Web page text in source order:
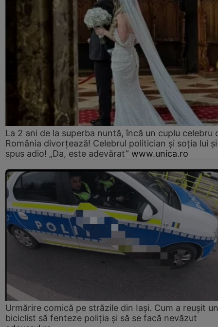
La 2 ani de la superba nuntă, încă un cuplu celebru
România divorțează! Celebrul politician și soția lui
spus adio! „Da, este adevărat” www.unica.ro
Urmărire comică pe străzile din Iași. Cum a reușit un
biciclist să fenteze poliția și să se facă nevăzut